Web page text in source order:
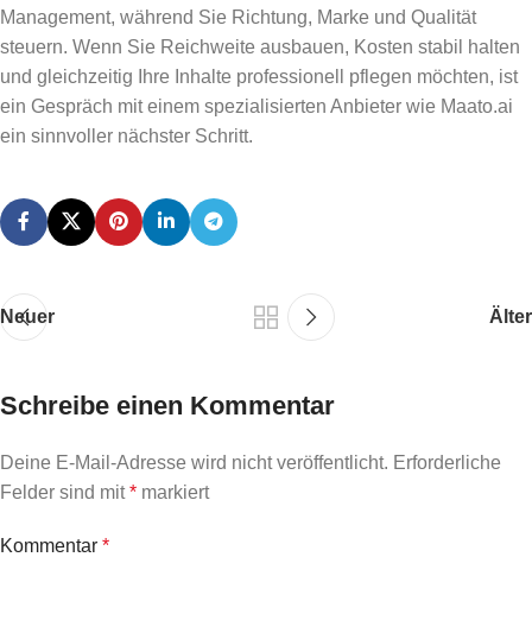
Management, während Sie Richtung, Marke und Qualität
steuern. Wenn Sie Reichweite ausbauen, Kosten stabil halten
und gleichzeitig Ihre Inhalte professionell pflegen möchten, ist
ein Gespräch mit einem spezialisierten Anbieter wie Maato.ai
ein sinnvoller nächster Schritt.
Neuer Älter
Schreibe einen Kommentar
Deine E-Mail-Adresse wird nicht veröffentlicht. Erforderliche
Felder sind mit* markiert
Kommentar *